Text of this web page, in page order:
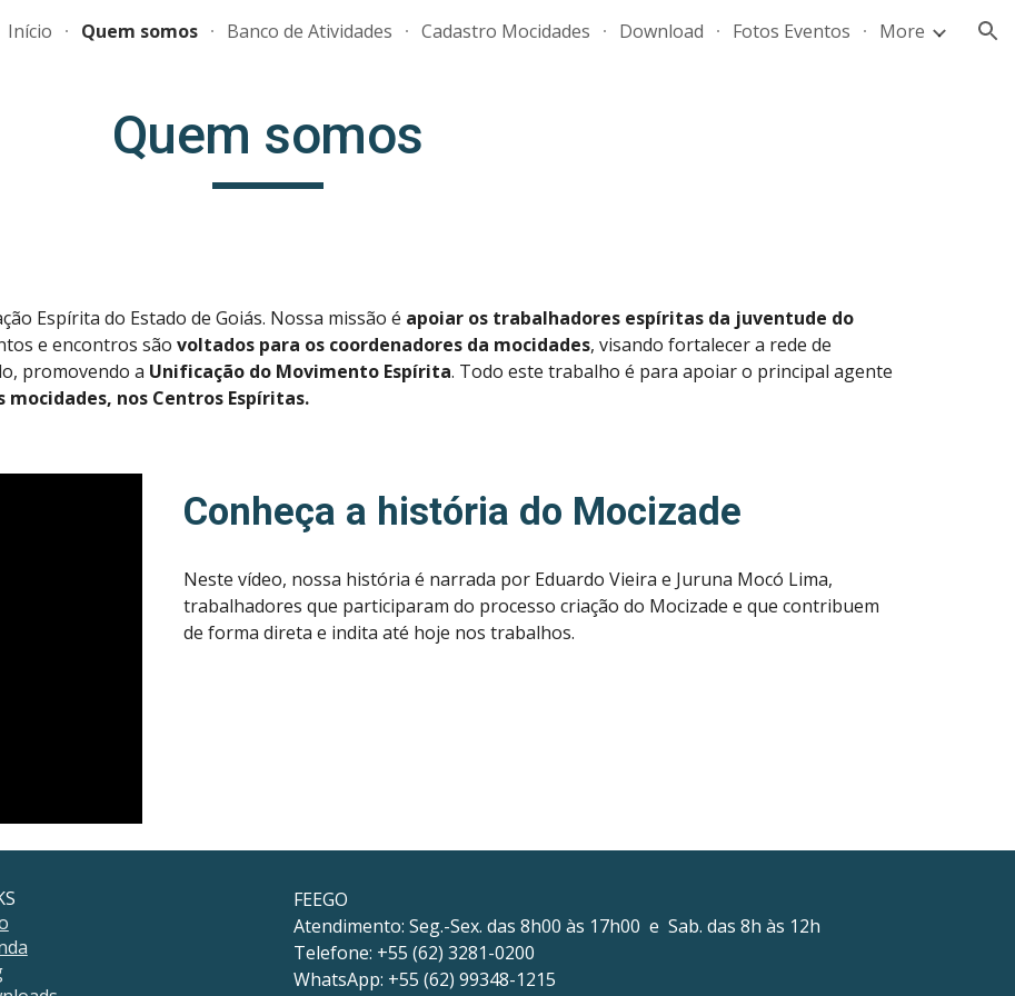
Skip to main content Skip to navigation
Início Quem somos Banco de Atividades Cadastro Mocidades Download Fotos Eventos More
Quem somos
Espírita do Estado de Goiás. Nossa missão é apoiar os trabalhadores espíritas da juventude do
e encontros são voltados para os coordenadores da mocidades, visando fortalecer a rede de
promovendo a Unificação do Movimento Espírita. Todo este trabalho é para apoiar o principal agente
nos Centros Espíritas.
Conheça a história do Mocizade
Neste vídeo, nossa história é narrada por Eduardo Vieira e Juruna Mocó Lima,
trabalhadores que participaram do processo criação do Mocizade e que contribuem
de forma direta e indita até hoje nos trabalhos.
FEEGO
Atendimento: Seg.-Sex. das 8h00 às 17h00 e Sab. das 8h às 12h
Telefone: +55 (62) 3281-0200
WhatsApp: +55 (62) 99348-1215